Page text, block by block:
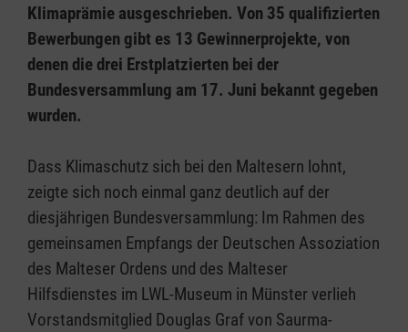
Klimaprämie ausgeschrieben. Von 35 qualifizierten
Bewerbungen gibt es 13 Gewinnerprojekte, von
denen die drei Erstplatzierten bei der
Bundesversammlung am 17. Juni bekannt gegeben
wurden.
Dass Klimaschutz sich bei den Maltesern lohnt,
zeigte sich noch einmal ganz deutlich auf der
diesjährigen Bundesversammlung: Im Rahmen des
gemeinsamen Empfangs der Deutschen Assoziation
des Malteser Ordens und des Malteser
Hilfsdienstes im LWL-Museum in Münster verlieh
Vorstandsmitglied Douglas Graf von Saurma-